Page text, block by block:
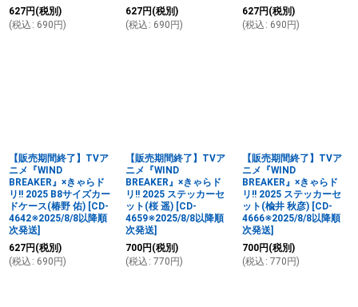
627円 (税別)
(税込 : 690 円)
627円 (税別)
(税込 : 690 円)
627円 (税別)
(税込 : 690 円)
【販売期間終了】TVア
ニメ『WIND
BREAKER』×きゃらド
リ!! 2025 B8サイズカー
ドケース(椿野 佑) [CD-
4642※2025/8/8以降順
次発送]
627円 (税別)
(税込 : 690 円)
【販売期間終了】TVア
ニメ『WIND
BREAKER』×きゃらド
リ!! 2025 ステッカーセ
ット(桜 遥) [CD-
4659※2025/8/8以降順
次発送]
700円 (税別)
(税込 : 770 円)
【販売期間終了】TVア
ニメ『WIND
BREAKER』×きゃらド
リ!! 2025 ステッカーセ
ット(楡井 秋彦) [CD-
4666※2025/8/8以降順
次発送]
700円 (税別)
(税込 : 770 円)